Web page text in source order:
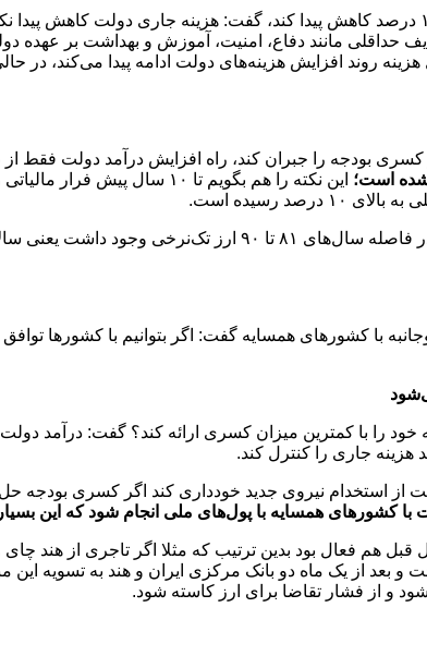
حاتمی‌یزد در مورد هزینه‌های جاری دولت که قرار بود طبق قوانین برنامه سالی ۱۰ درصد کاهش
مانند دفاع، امنیت، آموزش و بهداشت بر عهده
روند افزایش هزینه‌های دولت ادامه پیدا می‌کند، در
بودجه را جبران کند، راه افزایش درآمد دولت فقط
رسیده است.
با کشورهای همسایه گفت: اگر بتوانیم با کشورها
خود را با کمترین میزان کسری ارائه کند؟ گفت:
جاری را کنترل کند.
از استخدام نیروی جدید خودداری کند اگر کسری بودجه
با کشورهای همسایه با پول‌های ملی انجام شود که این
یزد بیان کرد:‌ اتحادیه پول‌های آسیایی‌بین ایران و ۱۰ کشور آسیایی تا ۱۰ سال قبل هم فعال بود
و بعد از یک ماه دو بانک مرکزی ایران و هند به تسویه این
و از فشار تقاضا برای ارز کاسته شود.